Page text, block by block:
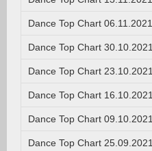
Dance Top Chart 06.11.2021.
Dance Top Chart 30.10.2021.
Dance Top Chart 23.10.2021.
Dance Top Chart 16.10.2021.
Dance Top Chart 09.10.2021.
Dance Top Chart 25.09.2021.